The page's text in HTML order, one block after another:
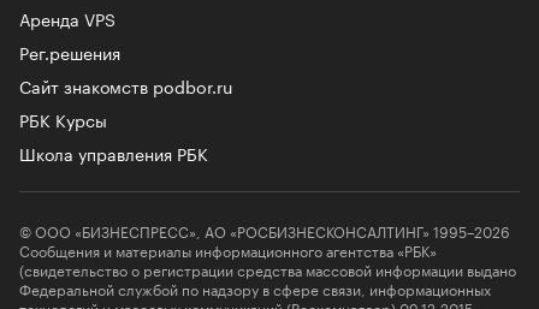
Аренда VPS
Рег.решения
Сайт знакомств podbor.ru
РБК Курсы
Школа управления РБК
© ООО «БИЗНЕСПРЕСС», АО «РОСБИЗНЕСКОНСАЛТИНГ» 1995–2026
Сообщения и материалы информационного агентства «РБК»
(свидетельство о регистрации средства массовой информации выдано
Федеральной службой по надзору в сфере связи, информационных